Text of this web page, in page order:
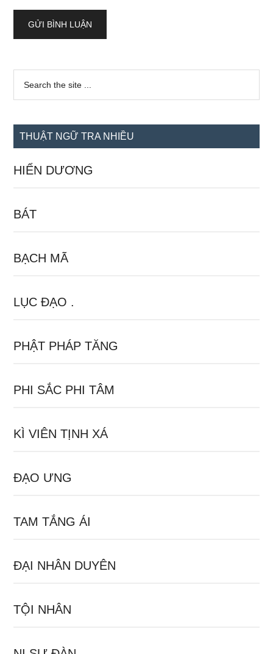
Sidebar
chính
...
THUẬT NGỮ TRA NHIỀU
HIỂN DƯƠNG
BÁT
BẠCH MÃ
LỤC ĐẠO .
PHẬT PHÁP TĂNG
PHI SẮC PHI TÂM
KÌ VIÊN TỊNH XÁ
ĐẠO ƯNG
TAM TẮNG ÁI
ĐẠI NHÂN DUYÊN
TỘI NHÂN